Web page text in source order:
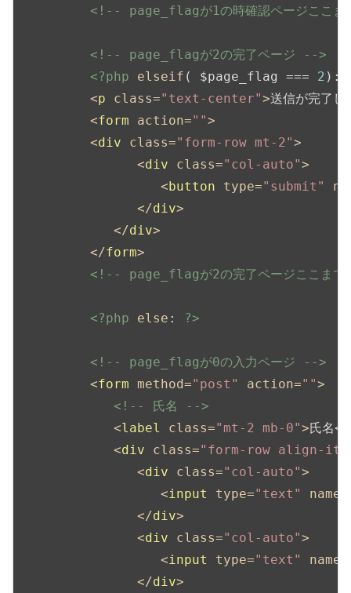
<!-- page_flagが1の時確認ページここ
<!-- page_flagが2の完了ページ -->
<?php
elseif ( $page_flag === 2 ):
<p class="text-center">送信が完了し
<form action="">
<div class="form-row mt-2">
<div class="col-auto">
< button type="submit"
</div>
</div>
</form>
<!-- page_flagが2の完了ページここま
<?php else : ?>
<!-- page_flagが0の入力ページ -->
<form method="post" action="">
<!-- 氏名 -->
<label class="mt-2 mb-0">氏名</
<div class="form-row align-
<div class="col-auto">
<input type="text" name
</div>
<div class="col-auto">
<input type="text" name
</div>